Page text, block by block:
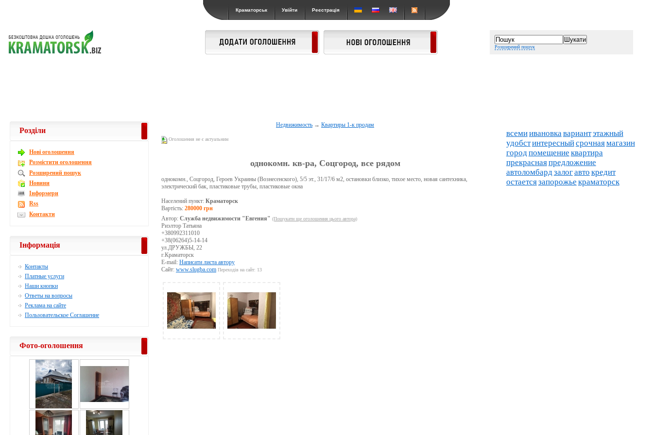
Краматорськ Увійти Реєстрація
Розширений пошук
Недвижимость →Квартиры 1-к продам
Оголошення не є актуальним
однокомн. кв-ра, Соцгород, все рядом
однокомн., Соцгород, Героев Украины (Вознесенского), 5/5 эт., 31/17/6 м2, остановки близко, тихое место, новая сантехника,
электрический бак, пластиковые трубы, пластиковые окна
Населений пункт: Краматорск
Вартість: 280000 грн
Автор: Служба недвижимости "Евгения" (Пошукати ще оголошення цього автора)
Риэлтор Татьяна
+380992311010
+38(06264)5-14-14
ул.ДРУЖБЫ, 22
г.Краматорск
E-mail: Написати листа автору
Сайт: www.slugba.com Переходів на сайт: 13
Розділи
Новi оголошення
Розмістити оголошення
Розширений пошук
Новини
Інформери
Rss
Контакти
Інформація
Контакты
Платные услуги
Наши кнопки
Ответы на вопросы
Реклама на сайте
Пользовательское Соглашение
Фото-оголошення
всемиивановкавариантэтажный
удобстинтересныйсрочнаямагазин
городпомещение квартира
прекраснаяпредложение
автоломбардзалогавто кредит
остаетсязапорожье краматорск